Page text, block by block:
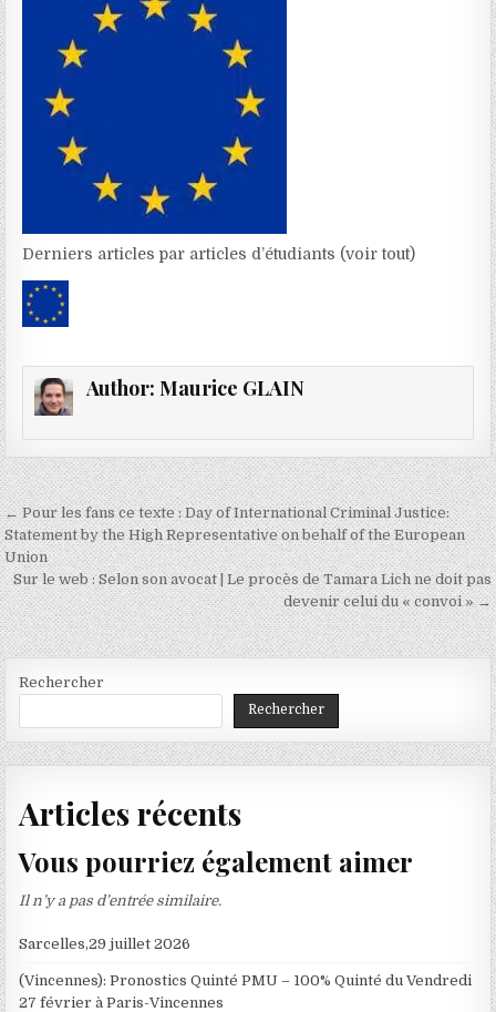
Derniers articles par articles d’étudiants (voir tout)
Author: Maurice GLAIN
Navigation
de
l’article
← Pour les fans ce texte : Day of International Criminal Justice:
Statement by the High Representative on behalf of the European
Union
Sur le web : Selon son avocat | Le procès de Tamara Lich ne doit pas
devenir celui du « convoi » →
Rechercher
Rechercher
Articles récents
Vous pourriez également aimer
Il n’y a pas d’entrée similaire.
Sarcelles,29 juillet 2026
(Vincennes): Pronostics Quinté PMU – 100% Quinté du Vendredi
27 février à Paris-Vincennes